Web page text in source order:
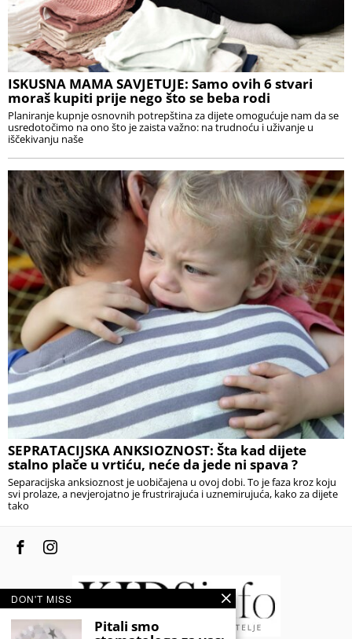
ISKUSNA MAMA SAVJETUJE: Samo ovih 6 stvari
moraš kupiti prije nego što se beba rodi
Planiranje kupnje osnovnih potrepština za dijete omogućuje nam da se
usredotočimo na ono što je zaista važno: na trudnoću i uživanje u
iščekivanju naše
SEPRATACIJSKA ANKSIOZNOST: Šta kad dijete
stalno plače u vrtiću, neće da jede ni spava ?
Separacijska anksioznost je uobičajena u ovoj dobi. To je faza kroz koju
svi prolaze, a nevjerojatno je frustrirajuća i uznemirujuća, kako za dijete
tako
DON'T MISS
Pitali smo